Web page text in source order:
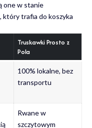
one w stanie
który trafia do koszyka
Truskawki Prosto z
Pola
100% lokalne, bez
transportu
Rwane w
szczytowym